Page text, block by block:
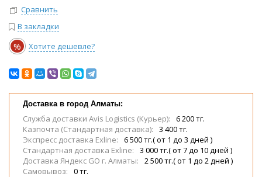
Сравнить
В закладки
% Хотите дешевле?
Доставка в город Алматы:
Служба доставки Avis Logistics (Курьер):
6 200 тг.
Казпочта (Стандартная доставка):
3 400 тг.
Экспресс доставка Exline:
6 500 тг.( от 1 до 3 дней )
Стандартная доставка Exline:
3 000 тг.( от 7 до 10 дней )
Доставка Яндекс GO г. Алматы:
2 500 тг.( от 1 до 2 дней )
Самовывоз:
0 тг.